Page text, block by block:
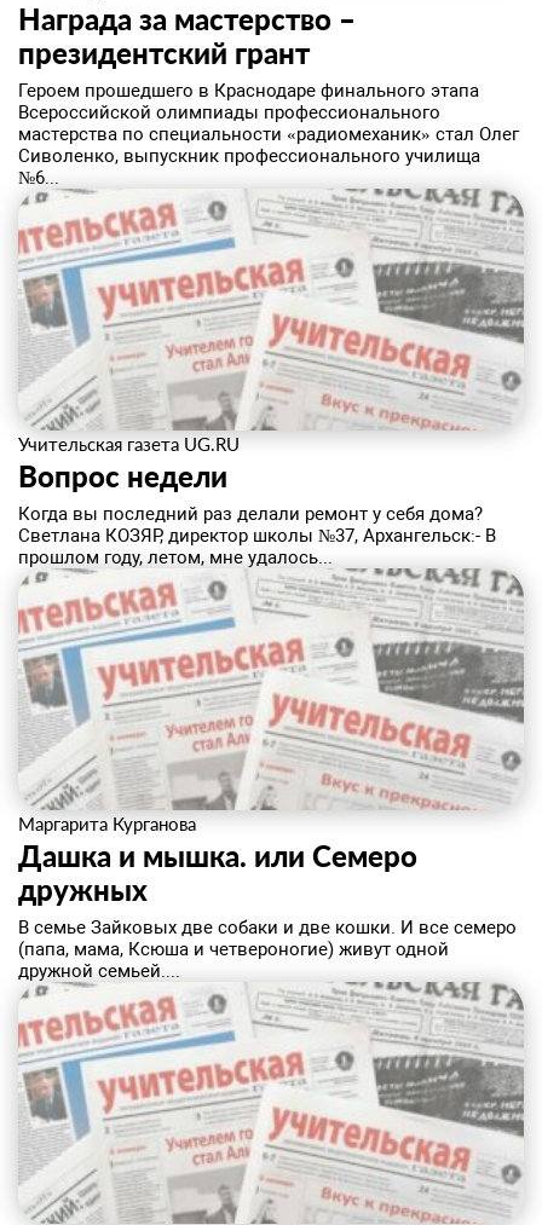
Награда за мастерство –
президентский грант
Героем прошедшего в Краснодаре финального этапа
Всероссийской олимпиады профессионального
мастерства по специальности «радиомеханик» стал Олег
Сиволенко, выпускник профессионального училища
№6...
Учительская газета UG.RU
Вопрос недели
Когда вы последний раз делали ремонт у себя дома?
Светлана КОЗЯР, директор школы №37, Архангельск:- В
прошлом году, летом, мне удалось...
Маргарита Курганова
Дашка и мышка. или Семеро
дружных
В семье Зайковых две собаки и две кошки. И все семеро
(папа, мама, Ксюша и четвероногие) живут одной
дружной семьей....